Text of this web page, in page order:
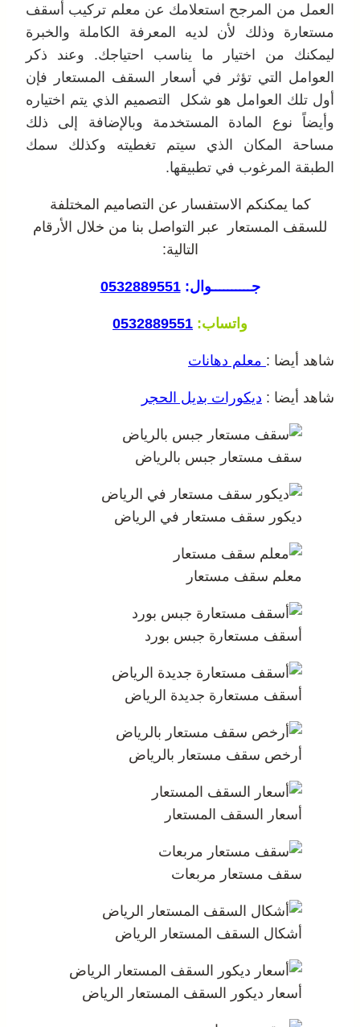
العمل من المرجح استعلامك عن معلم تركيب أسقف
مستعارة وذلك لأن لديه المعرفة الكاملة والخبرة
ليمكنك من اختيار ما يناسب احتياجك. وعند ذكر
العوامل التي تؤثر في أسعار السقف المستعار فإن
أول تلك العوامل هو شكل التصميم الذي يتم اختياره
وأيضاً نوع المادة المستخدمة وبالإضافة إلى ذلك
مساحة المكان الذي سيتم تغطيته وكذلك سمك
الطبقة المرغوب في تطبيقها.
كما يمكنكم الاستفسار عن التصاميم المختلفة
للسقف المستعار عبر التواصل بنا من خلال الأرقام
التالية:
جــــــــــوال:0532889551
واتساب: 0532889551
شاهد أيضا : معلم دهانات
شاهد أيضا : ديكورات بديل الحجر
سقف مستعار جبس بالرياض
ديكور سقف مستعار في الرياض
معلم سقف مستعار
أسقف مستعارة جبس بورد
أسقف مستعارة جديدة الرياض
أرخص سقف مستعار بالرياض
أسعار السقف المستعار
سقف مستعار مربعات
أشكال السقف المستعار الرياض
أسعار ديكور السقف المستعار الرياض